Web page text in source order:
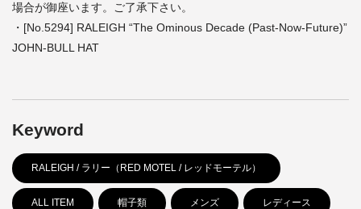
場合が御座います。ご了承下さい。
・[No.5294] RALEIGH “The Ominous Decade (Past-Now-Future)”
JOHN-BULL HAT
Keyword
RALEIGH / ラリー（RED MOTEL / レッドモーテル）
ALL ITEM 帽子類 メンズ レディース